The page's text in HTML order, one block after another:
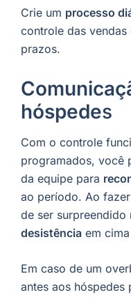
Crie um processo
controle das
prazos.
hóspedes
Com o controle
programados, você
da equipe para
ao período. Ao
de ser surpreendido
desistência em
Em caso de um
antes aos hóspedes